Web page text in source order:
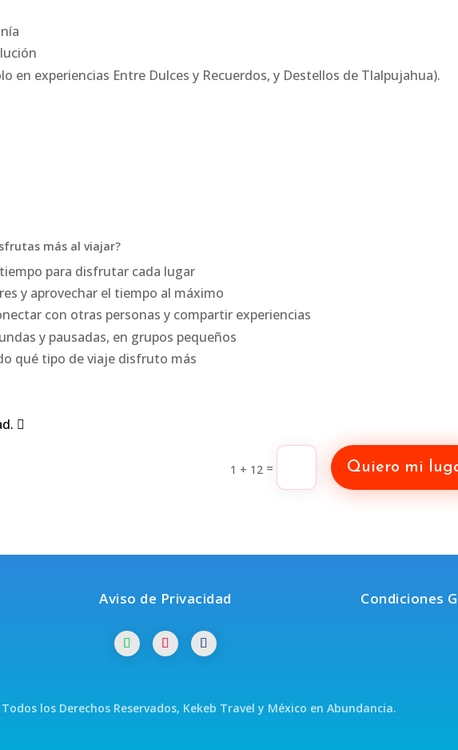
en experiencias Entre Dulces y Recuerdos, y Destellos de Tlalpujahua).
más al viajar?
para disfrutar cada lugar
y aprovechar el tiempo al máximo
con otras personas y compartir experiencias
y pausadas, en grupos pequeños
qué tipo de viaje disfruto más
1 + 12 = Quiero mi
Aviso de Privacidad Condiciones
Todos los Derechos Reservados, Kekeb Travel y México en Abundancia.